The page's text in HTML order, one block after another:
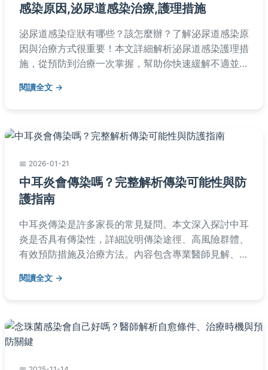
感染原因,泌尿道感染治療,護理措施
泌尿道感染症狀有哪些？該怎麼辦？了解泌尿道感染原
因與治療方式很重要！本文詳細解析泌尿道感染護理措
施，從預防到治療一次掌握，幫助你快速緩解不適並避
閱讀全文
2026-01-21
中耳炎會傳染嗎？完整解析傳染可能性與防
護指南
中耳炎傳染是許多家長的常見疑問。本文深入探討中耳
炎是否具有傳染性，詳細說明傳染途徑、高風險群體、
有效預防措施及治療方法。內容包含專業醫師見解、真
相關知識，保護家人健康。
閱讀全文